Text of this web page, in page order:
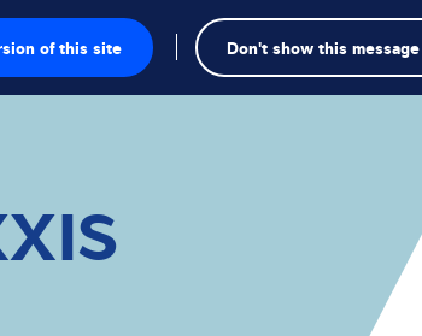
of this site Don't show this